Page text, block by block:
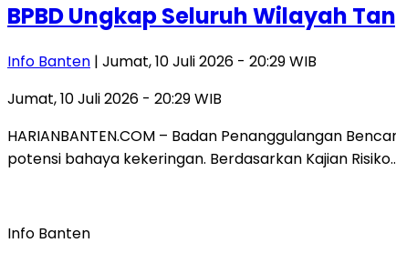
BPBD Ungkap Seluruh Wilayah
Info Banten | Jumat, 10 Juli 2026 - 20:29 WIB
Jumat, 10 Juli 2026 - 20:29 WIB
HARIANBANTEN.COM – Badan Penanggulangan
potensi bahaya kekeringan. Berdasarkan Kajian
Info Banten